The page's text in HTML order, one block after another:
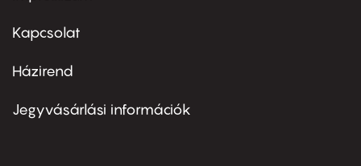
firstKapcsolat
Footer
second
Házirend
Jegyvásárlási információk